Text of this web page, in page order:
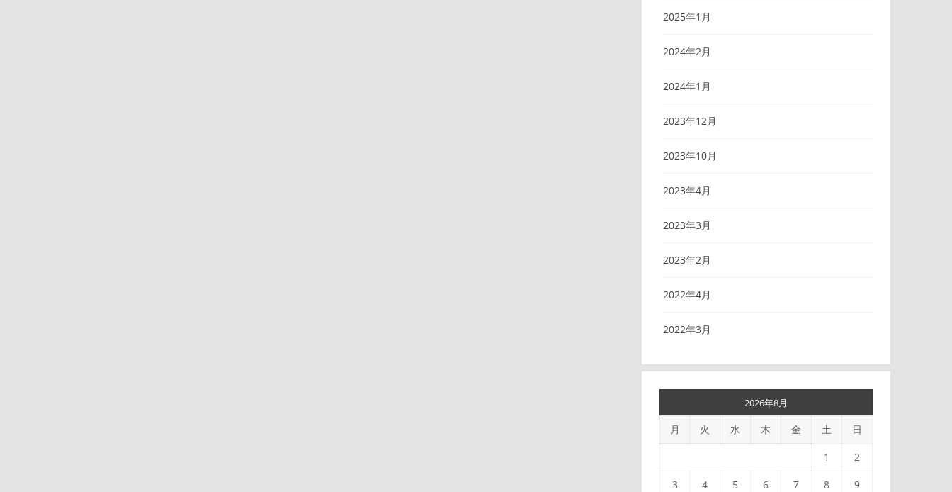
2025年1月
2024年2月
2024年1月
2023年12月
2023年10月
2023年4月
2023年3月
2023年2月
2022年4月
2022年3月
2026年8月
月 火 水 木 金 土 日
1 2
3 4 5 6 7 8 9